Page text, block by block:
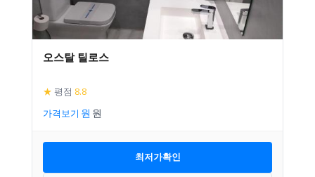
오스탈 틸로스
★ 평점 8.8
가격보기
최저가확인